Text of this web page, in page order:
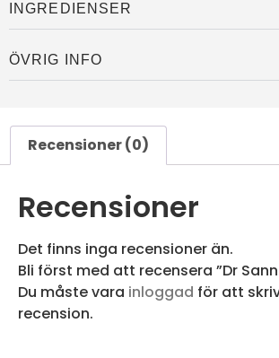
INGREDIENSER
ÖVRIG INFO
Recensioner (0)
Recensioner
Det finns inga recensioner än.
Bli först med att recensera ”Dr
Du måste vara inloggad för att
recension.